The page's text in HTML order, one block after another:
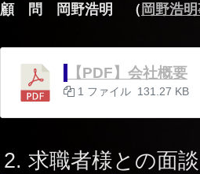
顧 問 岡野浩明 （ 岡野浩
【PDF】会社概要
1 ファイル 131.27 KB
求職者様との面談